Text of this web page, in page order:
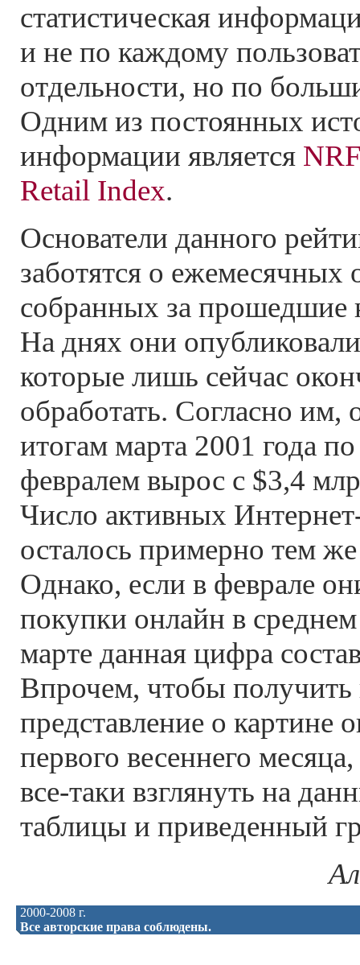
статистическая
и не по каждому
отдельности, но по
Одним из постоянных
информации является
Retail Index.
Основатели данного
заботятся о
собранных за прошедшие
На днях они
которые лишь сейчас
обработать. Согласно
итогам марта 2001 года
февралем вырос с $3,4
Число активных
осталось примерно тем
Однако, если в феврале
покупки онлайн в
марте данная цифра
Впрочем, чтобы получить
представление о картине
первого весеннего
все-таки взглянуть на
таблицы и приведенный
2000-2008 г.
Все авторские права соблюдены.